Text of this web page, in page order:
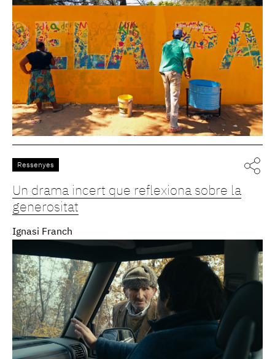
Ressenyes
Un drama incert que reflexiona sobre la
generositat
Ignasi Franch